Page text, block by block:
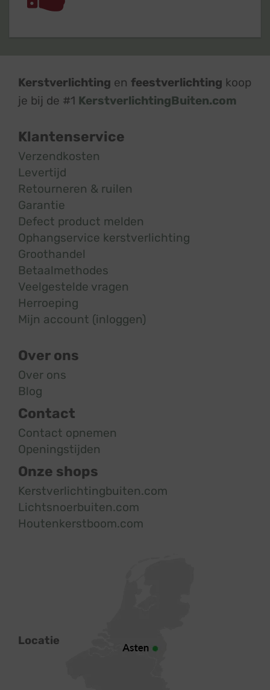
Kerstverlichting en feestverlichting koop
je bij de #1 KerstverlichtingBuiten.com
Klantenservice
Verzendkosten
Levertijd
Retourneren & ruilen
Garantie
Defect product melden
Ophangservice kerstverlichting
Groothandel
Betaalmethodes
Veelgestelde vragen
Herroeping
Mijn account (inloggen)
Over ons
Over ons
Blog
Contact
Contact opnemen
Openingstijden
Onze shops
Kerstverlichtingbuiten.com
Lichtsnoerbuiten.com
Houtenkerstboom.com
Locatie